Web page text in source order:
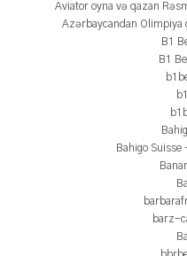
Aviator oyna və qazan
Azərbaycandan Olimpiya
B1
B1
Bahigo Suisse
barz-